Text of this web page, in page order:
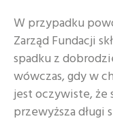
W przypadku
Zarząd Fundacji
spadku z
wówczas, gdy w
jest oczywiste, że
przewyższa długi